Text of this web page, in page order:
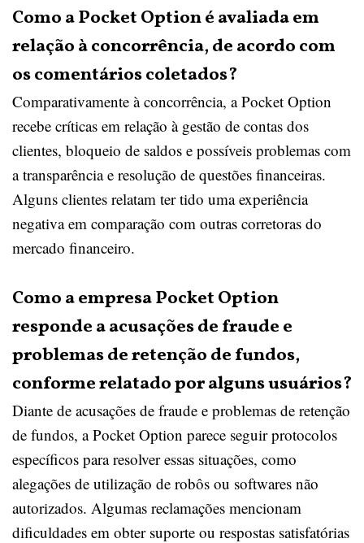
Como a Pocket Option é avaliada em
relação à concorrência, de acordo com
os comentários coletados?
Comparativamente à concorrência, a Pocket Option
recebe críticas em relação à gestão de contas dos
clientes, bloqueio de saldos e possíveis problemas com
a transparência e resolução de questões financeiras.
Alguns clientes relatam ter tido uma experiência
negativa em comparação com outras corretoras do
mercado financeiro.
Como a empresa Pocket Option
responde a acusações de fraude e
problemas de retenção de fundos,
conforme relatado por alguns usuários?
Diante de acusações de fraude e problemas de retenção
de fundos, a Pocket Option parece seguir protocolos
específicos para resolver essas situações, como
alegações de utilização de robôs ou softwares não
autorizados. Algumas reclamações mencionam
dificuldades em obter suporte ou respostas satisfatórias